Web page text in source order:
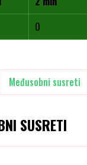
0
Međusobni susreti
SUSRETI